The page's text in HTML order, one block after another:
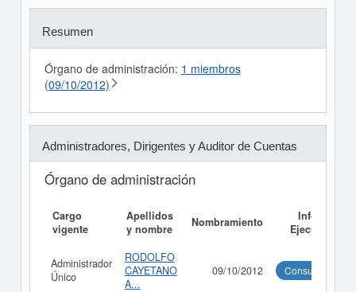
Resumen
Órgano de administración: 1 miembros
(09/10/2012)
Administradores, Dirigentes y Auditor de Cuentas
Órgano de administración
Cargo
vigente
Apellidos
y nombre
Nombramiento
Informe
Ejecutivo
Administrador
Único
RODOLFO
CAYETANO
A...
09/10/2012 Consultar